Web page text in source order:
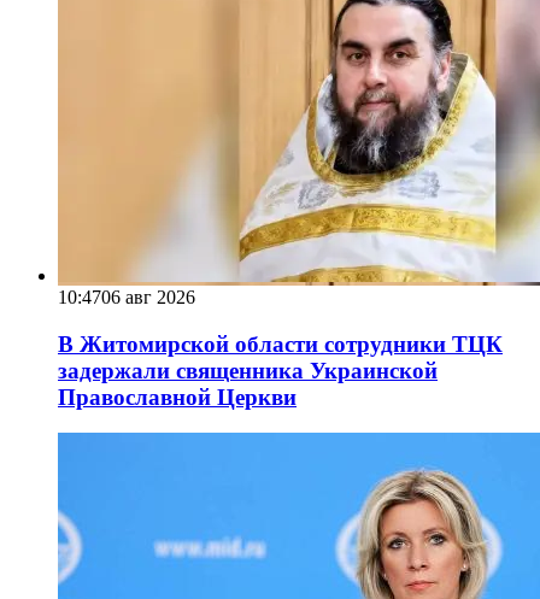
10:4706 авг 2026
В Житомирской области сотрудники ТЦК
задержали священника Украинской
Православной Церкви